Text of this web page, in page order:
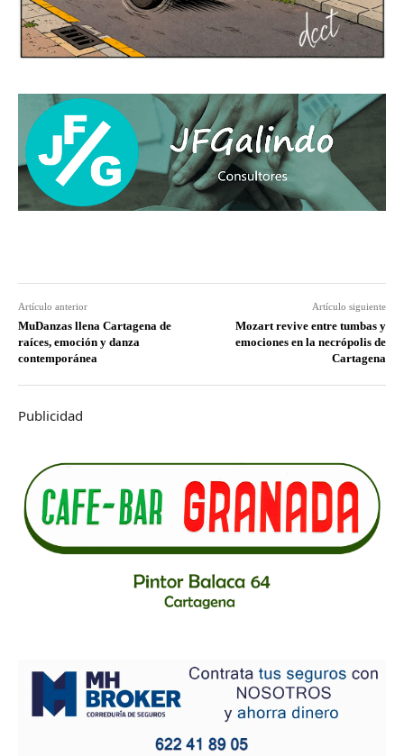
Artículo anterior
MuDanzas llena Cartagena de
raíces, emoción y danza
contemporánea
Artículo siguiente
Mozart revive entre tumbas y
emociones en la necrópolis de
Cartagena
Publicidad